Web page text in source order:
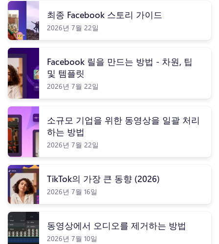
최종 Facebook 스토리 가이드
2026년 7월 22일
Facebook 릴을 만드는 방법 - 차원, 팁
및 템플릿
2026년 7월 22일
소규모 기업을 위한 동영상을 일괄 처리
하는 방법
2026년 7월 22일
TikTok의 가장 큰 동향 (2026)
2026년 7월 16일
동영상에서 오디오를 제거하는 방법
2026년 7월 10일